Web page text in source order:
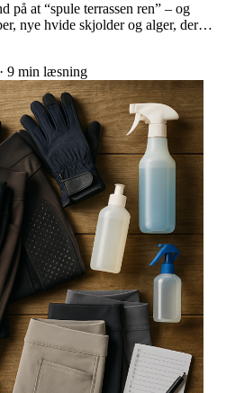
på at “spule terrassen ren” – og
nye hvide skjolder og alger, der…
· 9 min læsning